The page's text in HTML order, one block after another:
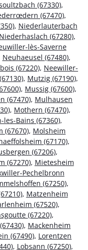
(67330),
(67470),
, Niederlauterbach
Niederhaslach (67280),
lès-Saverne
Neuhaeusel (67480),
(67220), Neewiller-
, Mutzig (67190),
, Mussig (67600),
(67470), Mulhausen
, Mothern (67470),
les-Bains (67360),
(67670), Molsheim
(67170),
(67206),
(67270), Mietesheim
Pechelbronn
(67250),
, Matzenheim
(67520),
(67220),
, Mackenheim
(67490), Lorentzen
, Lobsann (67250),